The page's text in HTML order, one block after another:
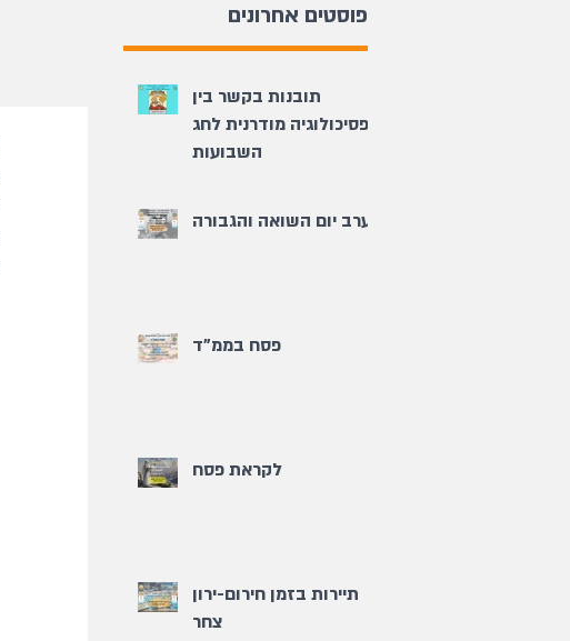
פוסטים אחרונים
תובנות בקשר בין
פסיכולוגיה מודרנית לחג
השבועות
ערב יום השואה והגבורה
פסח בממ"ד
לקראת פסח
תיירות בזמן חירום-ירון
צחר